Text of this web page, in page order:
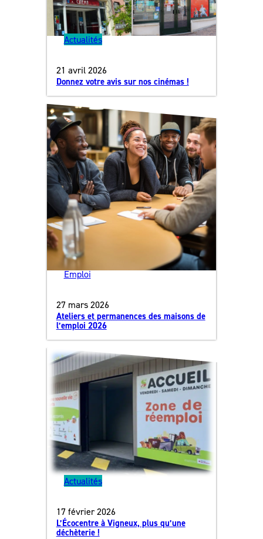
Actualités
21 avril 2026
Donnez votre avis sur nos cinémas !
Emploi
27 mars 2026
Ateliers et permanences des maisons de
l’emploi 2026
Actualités
17 février 2026
L’Écocentre à Vigneux, plus qu’une
déchèterie !